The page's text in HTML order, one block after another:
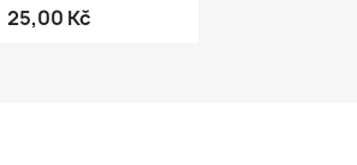
25,00 Kč